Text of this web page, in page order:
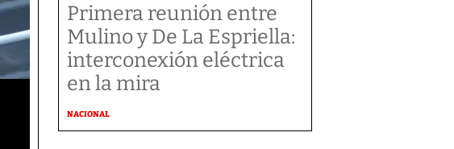
Primera reunión entre
Mulino y De La Espriella:
interconexión eléctrica
en la mira
NACIONAL